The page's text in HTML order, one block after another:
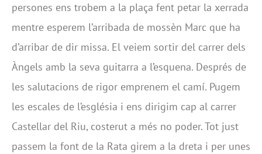
persones ens trobem a la plaça fent petar la xerrada
mentre esperem l’arribada de mossèn Marc que ha
d’arribar de dir missa. El veiem sortir del carrer dels
Àngels amb la seva guitarra a l’esquena. Després de
les salutacions de rigor emprenem el camí. Pugem
les escales de l’església i ens dirigim cap al carrer
Castellar del Riu, costerut a més no poder. Tot just
passem la font de la Rata girem a la dreta i per unes